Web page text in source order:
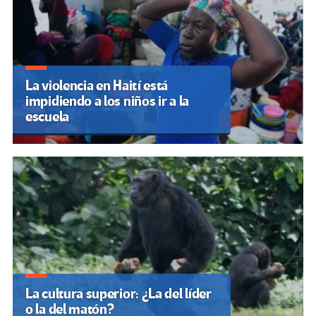
La violencia en Haití está
impidiendo a los niños ir a la
escuela
La cultura superior: ¿La del líder
o la del matón?